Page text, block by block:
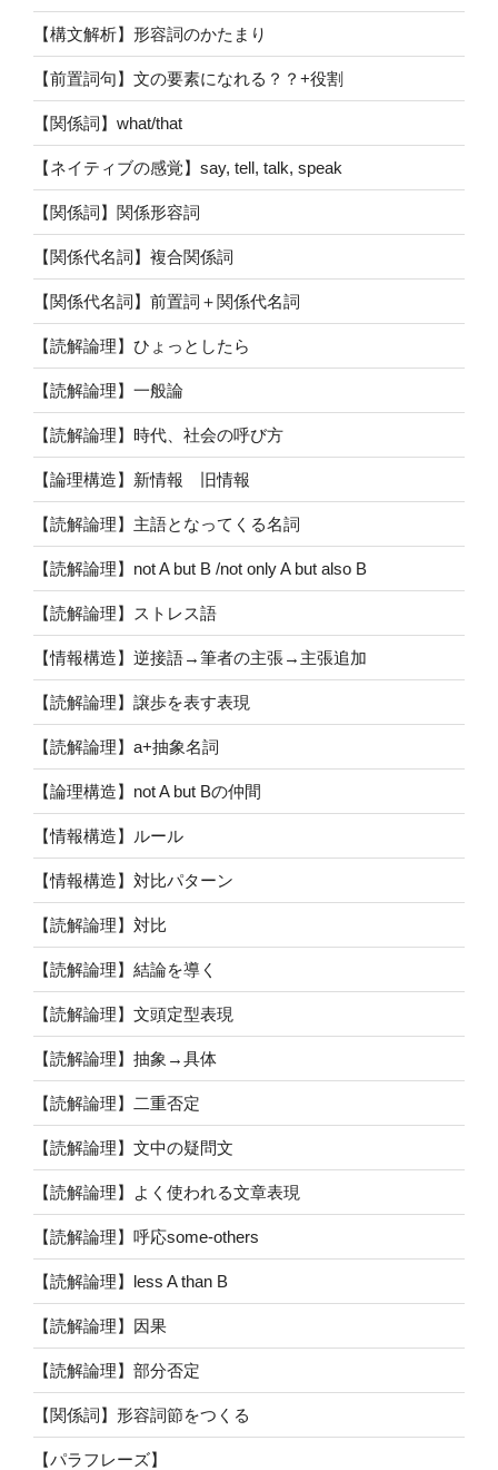
【構文解析】形容詞のかたまり
【前置詞句】文の要素になれる？？+役割
【関係詞】what/that
【ネイティブの感覚】say, tell, talk, speak
【関係詞】関係形容詞
【関係代名詞】複合関係詞
【関係代名詞】前置詞＋関係代名詞
【読解論理】ひょっとしたら
【読解論理】一般論
【読解論理】時代、社会の呼び方
【論理構造】新情報 旧情報
【読解論理】主語となってくる名詞
【読解論理】not A but B /not only A but also B
【読解論理】ストレス語
【情報構造】逆接語→筆者の主張→主張追加
【読解論理】譲歩を表す表現
【読解論理】a+抽象名詞
【論理構造】not A but Bの仲間
【情報構造】ルール
【情報構造】対比パターン
【読解論理】対比
【読解論理】結論を導く
【読解論理】文頭定型表現
【読解論理】抽象→具体
【読解論理】二重否定
【読解論理】文中の疑問文
【読解論理】よく使われる文章表現
【読解論理】呼応some-others
【読解論理】less A than B
【読解論理】因果
【読解論理】部分否定
【関係詞】形容詞節をつくる
【パラフレーズ】